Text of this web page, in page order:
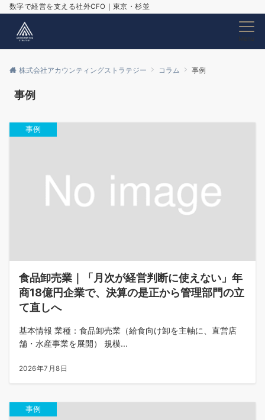
数字で経営を支える社外CFO｜東京・杉並
Menu
株式会社アカウンティングストラテジー コラム 事例
事例
事例
食品卸売業｜「月次が経営判断に使えない」年
商18億円企業で、決算の是正から管理部門の立
て直しへ
基本情報 業種：食品卸売業（給食向け卸を主軸に、直営店
舗・水産事業を展開） 規模...
2026年7月8日
事例